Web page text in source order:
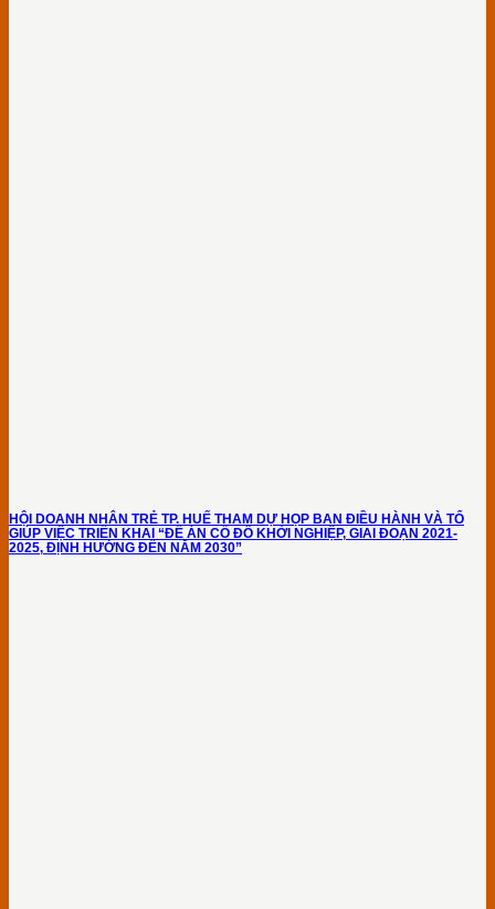
HỘI DOANH NHÂN TRẺ TP. HUẾ THAM DỰ HỌP BAN ĐIỀU HÀNH VÀ TỔ
GIÚP VIỆC TRIỂN KHAI “ĐỀ ÁN CỐ ĐÔ KHỞI NGHIỆP, GIAI ĐOẠN 2021-
2025, ĐỊNH HƯỚNG ĐẾN NĂM 2030”